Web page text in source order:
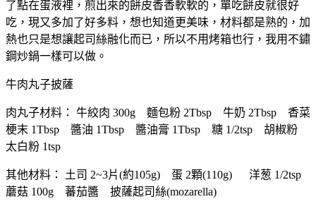
了點在蛋液裡，煎出來的餅皮香香軟軟的，單吃餅皮就很好
吃，現又多加了好多料，想也知道更美味，材料都是熟的，加
熱也只是想讓起司絲融化而已，所以不用烤箱也行，我用不鏽
鋼炒鍋一樣可以做。
牛肉丸子披薩
肉丸子材料： 牛絞肉 300g 麵包粉 2Tbsp 牛奶 2Tbsp 香菜
梗末 1Tbsp 醬油 1Tbsp 醬油膏 1Tbsp 糖 1/2tsp 胡椒粉
太白粉 1tsp
其他材料： 土司 2~3片(約105g) 蛋 2顆(110g) 洋葱 1/2tsp
蘑菇 100g 蕃茄醬 披薩起司絲(mozarella)